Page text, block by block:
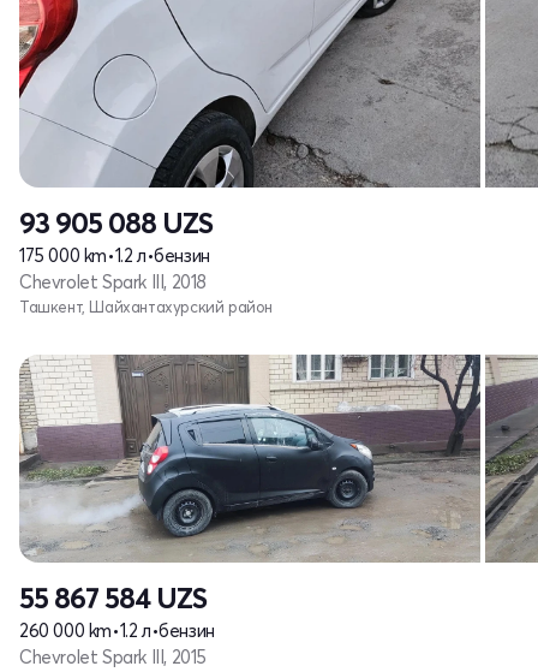
93 905 088 UZS
175 000 km•1.2 л•бензин
Chevrolet Spark III, 2018
Ташкент, Шайхантахурский район
55 867 584 UZS
260 000 km•1.2 л•бензин
Chevrolet Spark III, 2015